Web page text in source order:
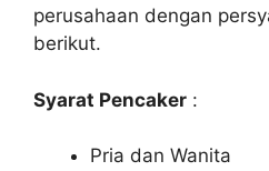
perusahaan dengan
berikut.
Syarat Pencaker :
Pria dan Wanita